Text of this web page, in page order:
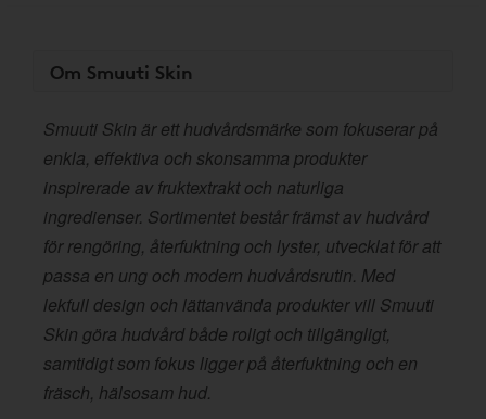
Om Smuuti Skin
Smuuti Skin är ett hudvårdsmärke som fokuserar på
enkla, effektiva och skonsamma produkter
inspirerade av fruktextrakt och naturliga
ingredienser. Sortimentet består främst av hudvård
för rengöring, återfuktning och lyster, utvecklat för att
passa en ung och modern hudvårdsrutin. Med
lekfull design och lättanvända produkter vill Smuuti
Skin göra hudvård både roligt och tillgängligt,
samtidigt som fokus ligger på återfuktning och en
fräsch, hälsosam hud.